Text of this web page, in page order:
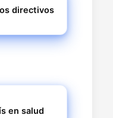
directivos
en salud